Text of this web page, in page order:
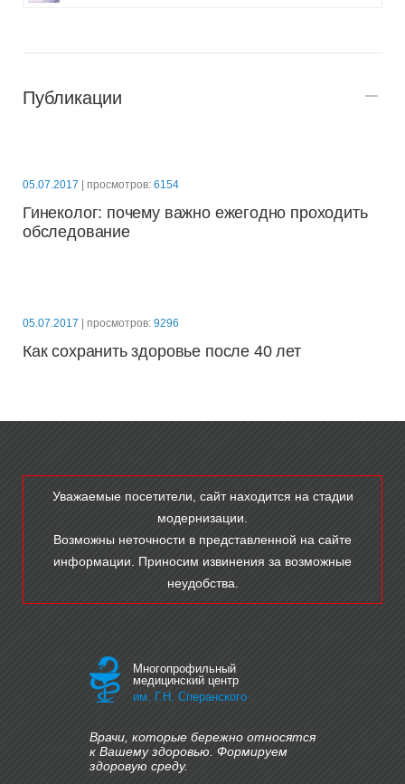
Публикации
05.07.2017 | просмотров: 6154
Гинеколог: почему важно ежегодно проходить
обследование
05.07.2017 | просмотров: 9296
Как сохранить здоровье после 40 лет
Уважаемые посетители, сайт находится на стадии
модернизации.
Возможны неточности в представленной на сайте
информации. Приносим извинения за возможные
неудобства.
Многопрофильный
медицинский центр
им. Г.Н. Сперанского
Врачи, которые бережно относятся
к Вашему здоровью. Формируем
здоровую среду.